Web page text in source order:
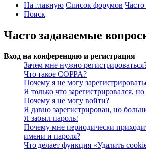
На главную Список форумов
Поиск
Часто задаваемые
Вход на конференцию и регистрация
Зачем мне нужно
Что такое COPPA?
Почему я не могу
Я только что зарегистрировался,
Почему я не могу войти?
Я давно зарегистрирован, но
Я забыл пароль!
Почему мне периодически
имени и пароля?
Что делает функция «Удалить